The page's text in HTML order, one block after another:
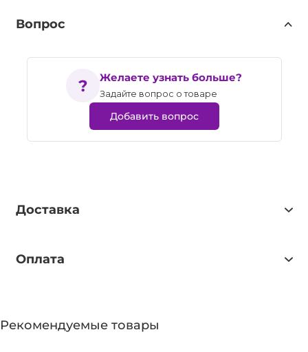
Вопрос
Желаете узнать больше?
Задайте вопрос о товаре
Добавить вопрос
Доставка
Оплата
Рекомендуемые товары